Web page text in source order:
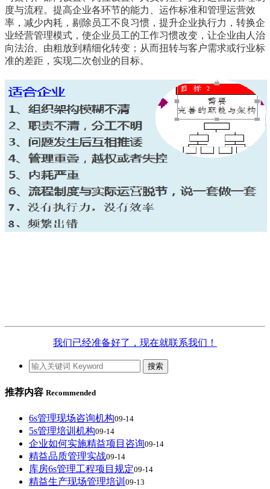
度与流程。提高企业各环节的能力、运作标准和管理运营效
率，减少内耗，剔除员工不良习惯，提升企业执行力，转换企
业经营管理模式，使企业员工的工作习惯改变，让企业由人治
向法治、由粗放到精细化转变；从而扭转与客户需求或行业标
准的差距，实现二次创业的目标。
我们已经准备好了，现在就联系我们！
推荐内容 Recommended
6s管理现场咨询机构09-14
5s管理培训机构09-14
企业如何实施精益项目咨询09-14
精益品质管理实战09-14
库房6s管理工程项目规定09-14
精益生产现场管理培训 09-13